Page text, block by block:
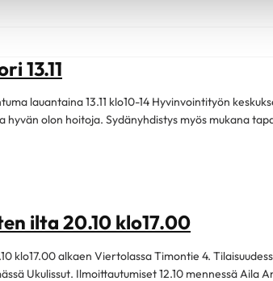
13.11
lauantaina 13.11 klo10-14 Hyvinvointityön
hyvän olon hoitoja. Sydänyhdistys myös mukana
ilta 20.10 klo17.00
klo17.00 alkaen Viertolassa Timontie 4.
Ukulissut. Ilmoittautumiset 12.10 mennessä Aila